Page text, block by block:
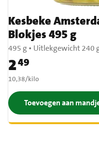
Kesbeke
Blokjes 495 g
495 g • Uitlekgewicht 240
Prijs: € 2,49
249
€ 10,38 per kilo
10,38/kilo
Toevoegen aan